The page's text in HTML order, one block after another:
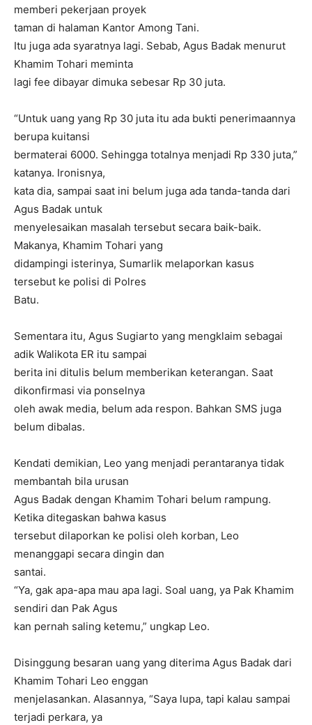
memberi pekerjaan proyek
taman di halaman Kantor Among Tani.
Itu juga ada syaratnya lagi. Sebab, Agus Badak menurut
Khamim Tohari meminta
lagi fee dibayar dimuka sebesar Rp 30 juta.
“Untuk uang yang Rp 30 juta itu ada bukti penerimaannya
berupa kuitansi
bermaterai 6000. Sehingga totalnya menjadi Rp 330 juta,”
katanya. Ironisnya,
kata dia, sampai saat ini belum juga ada tanda-tanda dari
Agus Badak untuk
menyelesaikan masalah tersebut secara baik-baik.
Makanya, Khamim Tohari yang
didampingi isterinya, Sumarlik melaporkan kasus
tersebut ke polisi di Polres
Batu.
Sementara itu, Agus Sugiarto yang mengklaim sebagai
adik Walikota ER itu sampai
berita ini ditulis belum memberikan keterangan. Saat
dikonfirmasi via ponselnya
oleh awak media, belum ada respon. Bahkan SMS juga
belum dibalas.
Kendati demikian, Leo yang menjadi perantaranya tidak
membantah bila urusan
Agus Badak dengan Khamim Tohari belum rampung.
Ketika ditegaskan bahwa kasus
tersebut dilaporkan ke polisi oleh korban, Leo
menanggapi secara dingin dan
santai.
“Ya, gak apa-apa mau apa lagi. Soal uang, ya Pak Khamim
sendiri dan Pak Agus
kan pernah saling ketemu,” ungkap Leo.
Disinggung besaran uang yang diterima Agus Badak dari
Khamim Tohari Leo enggan
menjelasankan. Alasannya, “Saya lupa, tapi kalau sampai
terjadi perkara, ya